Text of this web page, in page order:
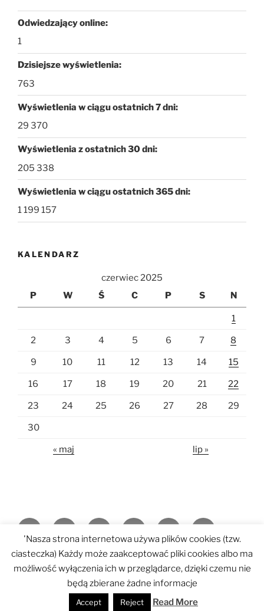
r.”
Odwiedzający online:
1
Dzisiejsze wyświetlenia:
763
Wyświetlenia w ciągu ostatnich 7 dni:
29 370
Wyświetlenia z ostatnich 30 dni:
205 338
Wyświetlenia w ciągu ostatnich 365 dni:
1 199 157
KALENDARZ
czerwiec 2025
P
W Ś C P S N
1
2 3 4 5 6 7 8
9 10 11 12 13 14 15
16 17 18 19 20 21 22
23 24 25 26 27 28 29
30
« maj lip »
Strona
główna
Jasełka
w
Będargowie
Msze
święte
Z
życia
parafii
galerie
zdjęć
KontaktPielgrzymka
do
Lourdes
Pilegrzymka
Włochy
REMONT
Dumnie wspierane przez WordPress
'Nasza strona internetowa używa plików cookies (tzw.
ciasteczka) Każdy może zaakceptować pliki cookies albo ma
możliwość wyłączenia ich w przeglądarce, dzięki czemu nie
będą zbierane żadne informacje
Accept Reject Read More